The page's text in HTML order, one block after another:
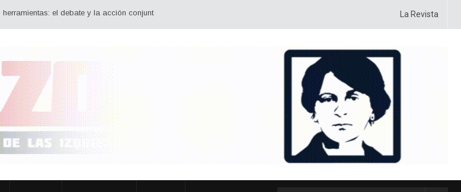
el debate y la acción conjunta. Debatir estrategia, ideología, táctica y posiciones, con sentido crítico y autocrítico, con
La Revista